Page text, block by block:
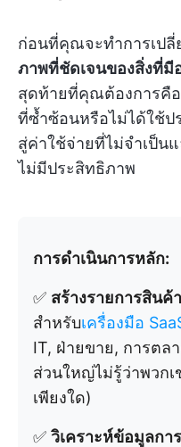
ก่อนที่คุณจะทำการเป
ภาพที่ชัดเจนของสิ่งที่
สุดท้ายที่คุณต้องการคื
ที่ซ้ำซ้อนหรือไม่ได้ใช้ป
สู่ค่าใช้จ่ายที่ไม่จำเป็น
ไม่มีประสิทธิภาพ
การดำเนินการหลัก:
✅ สร้างรายการสิน
สำหรับเครื่องมือ
IT, ฝ่ายขาย, การตล
ส่วนใหญ่ไม่รู้ว่าพวก
เพียงใด)
✅ วิเคราะห์ข้อมูลกา